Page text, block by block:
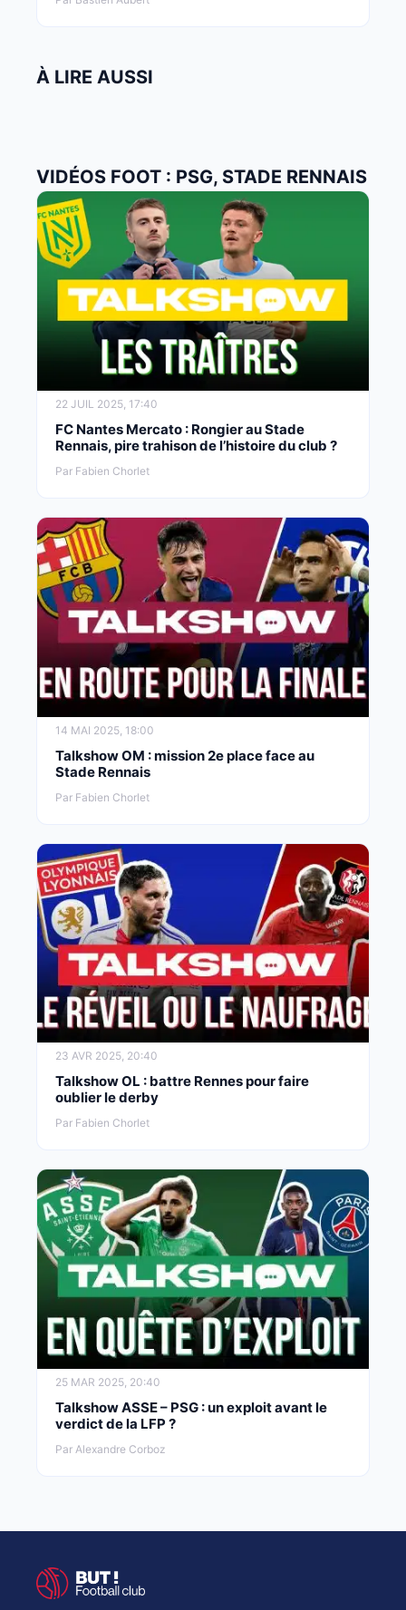
À LIRE AUSSI
VIDÉOS FOOT : PSG, STADE RENNAIS
22 JUIL 2025, 17:40
FC Nantes Mercato : Rongier au Stade
Rennais, pire trahison de l’histoire du club ?
Par Fabien Chorlet
14 MAI 2025, 18:00
Talkshow OM : mission 2e place face au
Stade Rennais
Par Fabien Chorlet
23 AVR 2025, 20:40
Talkshow OL : battre Rennes pour faire
oublier le derby
Par Fabien Chorlet
25 MAR 2025, 20:40
Talkshow ASSE – PSG : un exploit avant le
verdict de la LFP ?
Par Alexandre Corboz